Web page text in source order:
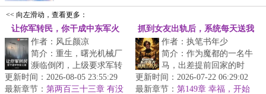
<< 向左滑动，查看更多：
让你军转民，你干成中东军火
商？
作者：风丘颜凉
简介：重生，曙光机械厂
濒临倒闭，上级要求军转
民：三个月造不出产品，
全厂解散！&lt;br/&gt;最
更新时间：2026-08-05 23:55:29
最新章节： 第两百三十三章 有没
抓到女友出轨后，系统每天送我
三百万！
作者：执笔书年少
简介：作为魔都的一名牛
马，出差提前回家的时
候，发现了女友出轨。
&lt;br/&gt;一气之下，痛
更新时间：2026-07-22 06:29:02
最新章节： 第149章 幸福，开始